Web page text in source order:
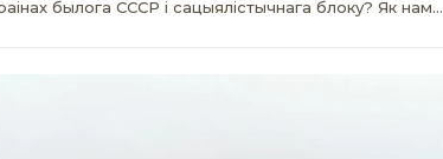
былога СССР і сацыялістычнага блоку? Як нам…